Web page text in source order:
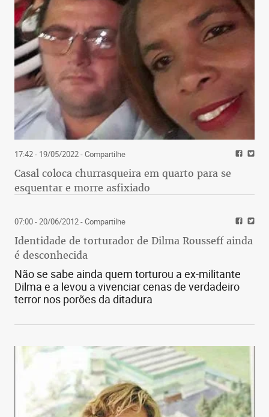
17:42 - 19/05/2022- Compartilhe
Casal coloca churrasqueira em quarto para se
esquentar e morre asfixiado
07:00 - 20/06/2012- Compartilhe
Identidade de torturador de Dilma Rousseff ainda
é desconhecida
Não se sabe ainda quem torturou a ex-militante
Dilma e a levou a vivenciar cenas de verdadeiro
terror nos porões da ditadura